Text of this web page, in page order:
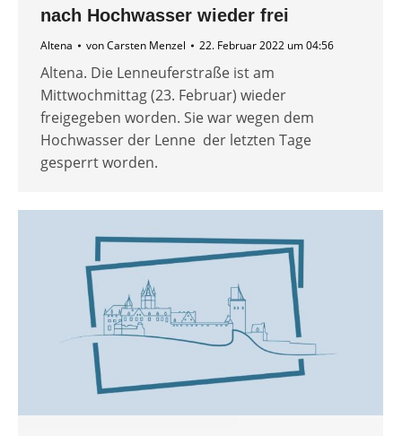
nach Hochwasser wieder frei
Altena vonCarsten Menzel 22. Februar 2022 um 04:56
Altena. Die Lenneuferstraße ist am
Mittwochmittag (23. Februar) wieder
freigegeben worden. Sie war wegen dem
Hochwasser der Lenne der letzten Tage
gesperrt worden.